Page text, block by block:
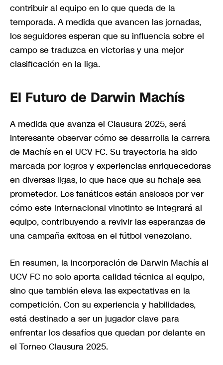
contribuir al equipo en lo que queda de la
temporada. A medida que avancen las jornadas,
los seguidores esperan que su influencia sobre el
campo se traduzca en victorias y una mejor
clasificación en la liga.
El Futuro de Darwin Machís
A medida que avanza el Clausura 2025, será
interesante observar cómo se desarrolla la carrera
de Machís en el UCV FC. Su trayectoria ha sido
marcada por logros y experiencias enriquecedoras
en diversas ligas, lo que hace que su fichaje sea
prometedor. Los fanáticos están ansiosos por ver
cómo este internacional vinotinto se integrará al
equipo, contribuyendo a revivir las esperanzas de
una campaña exitosa en el fútbol venezolano.
En resumen, la incorporación de Darwin Machís al
UCV FC no solo aporta calidad técnica al equipo,
sino que también eleva las expectativas en la
competición. Con su experiencia y habilidades,
está destinado a ser un jugador clave para
enfrentar los desafíos que quedan por delante en
el Torneo Clausura 2025.